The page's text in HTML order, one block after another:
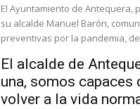
El Ayuntamiento de Antequera,
su alcalde Manuel Barón,
preventivas por la pandemia,
El alcalde de
una, somos capaces
volver a la vida